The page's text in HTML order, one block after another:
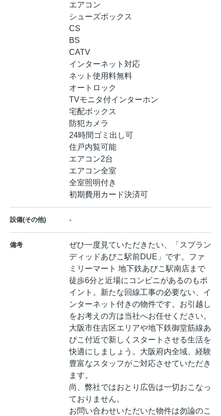
エアコン
シューズボックス
CS
BS
CATV
インターネット対応
ネット使用料無料
オートロック
TVモニタ付インターホン
宅配ボックス
防犯カメラ
24時間ゴミ出し可
住戸内覧可能
エアコン2台
エアコン全室
全室照明付き
初期費用カード決済可
設備(その他) -
備考
ぜひ一度見ていただきたい、「スプラン
ディッドあびこ駅前DUE」です。ファ
ミリーマート 地下鉄あびこ駅南店まで
徒歩6分と近場にコンビニがあるのもポ
イント。新たな回線工事の必要ない、イ
ンターネット付きの物件です。お引越し
をお考えの方は当社へお任せください。
大阪市住吉区エリアや地下鉄御堂筋線あ
びこ付近で新しくスタートさせる生活を
快適にしましょう。大阪府内全域、経験
豊富なスタッフがご対応させていただき
ます。
尚、弊社ではおとり広告は一切おこなっ
ておりません。
お問い合わせいただいた物件は勿論のこ